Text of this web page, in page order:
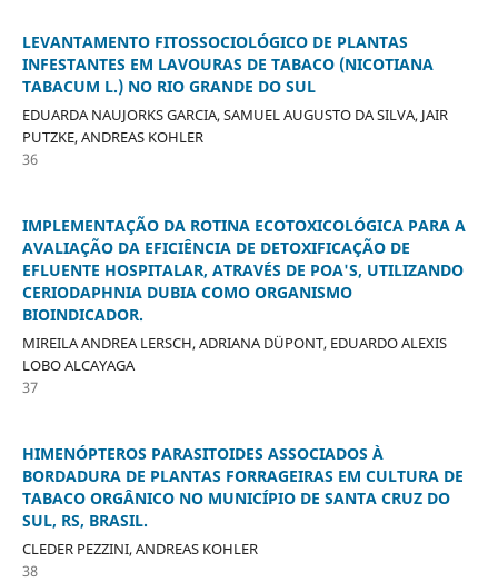
LEVANTAMENTO FITOSSOCIOLÓGICO DE PLANTAS
INFESTANTES EM LAVOURAS DE TABACO (NICOTIANA
TABACUM L.) NO RIO GRANDE DO SUL
EDUARDA NAUJORKS GARCIA, SAMUEL AUGUSTO DA SILVA, JAIR
PUTZKE, ANDREAS KOHLER
36
IMPLEMENTAÇÃO DA ROTINA ECOTOXICOLÓGICA PARA A
AVALIAÇÃO DA EFICIÊNCIA DE DETOXIFICAÇÃO DE
EFLUENTE HOSPITALAR, ATRAVÉS DE POA'S, UTILIZANDO
CERIODAPHNIA DUBIA COMO ORGANISMO
BIOINDICADOR.
MIREILA ANDREA LERSCH, ADRIANA DÜPONT, EDUARDO ALEXIS
LOBO ALCAYAGA
37
HIMENÓPTEROS PARASITOIDES ASSOCIADOS À
BORDADURA DE PLANTAS FORRAGEIRAS EM CULTURA DE
TABACO ORGÂNICO NO MUNICÍPIO DE SANTA CRUZ DO
SUL, RS, BRASIL.
CLEDER PEZZINI, ANDREAS KOHLER
38